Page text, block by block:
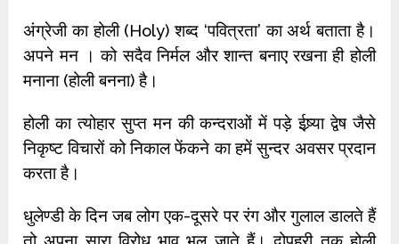
अंग्रेजी का होली (Holy) शब्द ‘पवित्रता’ का अर्थ बताता है।
अपने मन । को सदैव निर्मल और शान्त बनाए रखना ही होली
मनाना (होली बनना) है।
होली का त्योहार सुप्त मन की कन्दराओं में पड़े ईष्र्या द्वेष जैसे
निकृष्ट विचारों को निकाल फेंकने का हमें सुन्दर अवसर प्रदान
करता है।
धुलेण्डी के दिन जब लोग एक-दूसरे पर रंग और गुलाल डालते हैं